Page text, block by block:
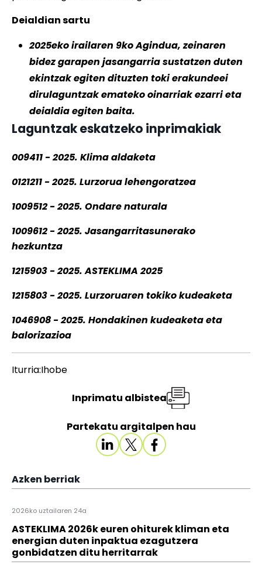
Deialdian sartu
2025eko irailaren 9ko Agindua, zeinaren
bidez garapen jasangarria sustatzen duten
ekintzak egiten dituzten toki erakundeei
dirulaguntzak emateko oinarriak ezarri eta
deialdia egiten baita.
Laguntzak eskatzeko inprimakiak
009411 - 2025. Klima aldaketa
0121211 - 2025. Lurzorua lehengoratzea
1009512 - 2025. Ondare naturala
1009612 - 2025. Jasangarritasunerako
hezkuntza
1215903 - 2025. ASTEKLIMA 2025
1215803 - 2025. Lurzoruaren tokiko kudeaketa
1046908 - 2025. Hondakinen kudeaketa eta
balorizazioa
Iturria:Ihobe
Partekatu argitalpen hau
Inprimatu albistea
Azken berriak
2026ko uztailaren 24a
ASTEKLIMA 2026k euren ohiturek kliman eta
energian duten inpaktua ezagutzera
gonbidatzen ditu herritarrak